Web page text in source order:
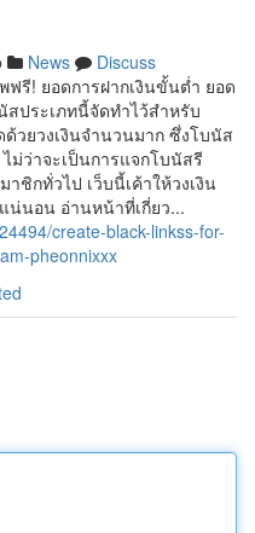
News
Discuss
รี! ยอดการฝากเงินขั้นต่ำ ยอด
สประเภทนี้จัดทำไว้สำหรับ
วยวงเงินจำนวนมาก ซึ่งโบนัส
ม่ว่าจะเป็นการแจกโบนัสรี
ชิกทั่วไป เว็บนี้เค้าให้วงเงิน
น่นอน อ่านหน้าที่เกี่ยว...
create-black-linkss-for-
pheonnixxx